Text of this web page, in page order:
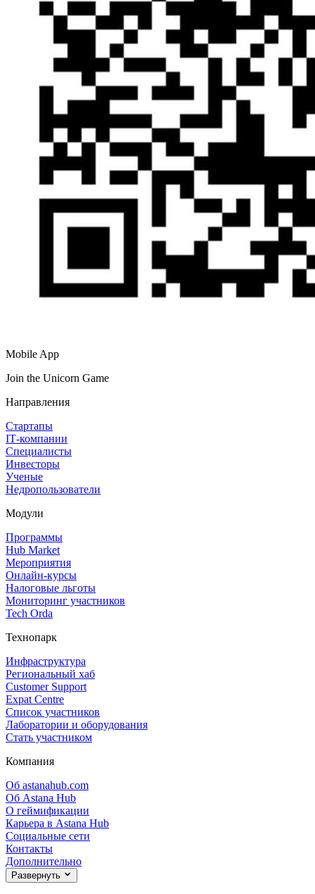
Mobile App
Join the Unicorn Game
Направления
Стартапы
IT‑компании
Специалисты
Инвесторы
Ученые
Недропользователи
Модули
Программы
Hub Market
Мероприятия
Онлайн‑курсы
Налоговые льготы
Мониторинг участников
Tech Orda
Технопарк
Инфраструктура
Региональный хаб
Customer Support
Expat Centre
Список участников
Лаборатории и оборудования
Стать участником
Компания
Об astanahub.com
Об Astana Hub
О геймификации
Карьера в Astana Hub
Социальные сети
Контакты
Дополнительно
Развернуть